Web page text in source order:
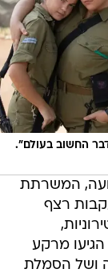
החשוב בעולם".
המשרתת
רצף
מרקע
ושל הסמלת